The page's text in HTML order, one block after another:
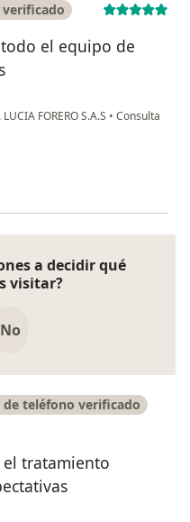
el equipo de
FORERO S.A.S • Consulta
a decidir qué
visitar?
No
de teléfono verificado
tratamiento